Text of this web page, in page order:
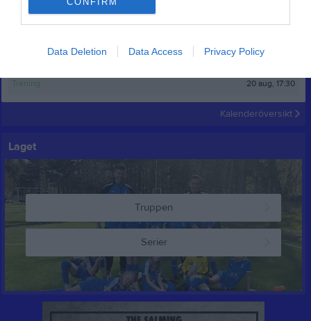
Data Deletion Data Access Privacy Policy
Träning
Träning 20 aug, 17:30
Kalenderöversikt
Laget
Truppen
Serier